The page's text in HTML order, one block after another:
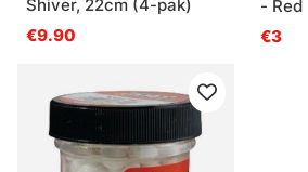
Shiver, 22cm (4-pak)
€9.90
- Red
€3